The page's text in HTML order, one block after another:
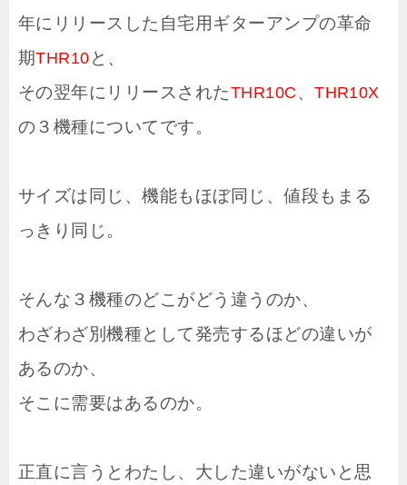
年にリリースした自宅用ギターアンプの革命
期THR10 と、
その翌年にリリースされたTHR10C 、THR10X
の３機種についてです。
サイズは同じ、機能もほぼ同じ、値段もまる
っきり同じ。
そんな３機種のどこがどう違うのか、
わざわざ別機種として発売するほどの違いが
あるのか、
そこに需要はあるのか。
正直に言うとわたし、大した違いがないと思